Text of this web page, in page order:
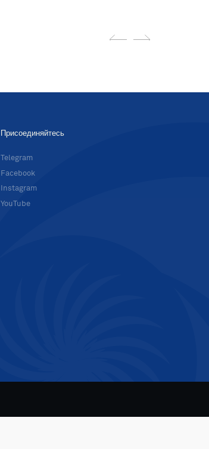
Присоединяйтесь
Telegram
Facebook
Instagram
YouTube